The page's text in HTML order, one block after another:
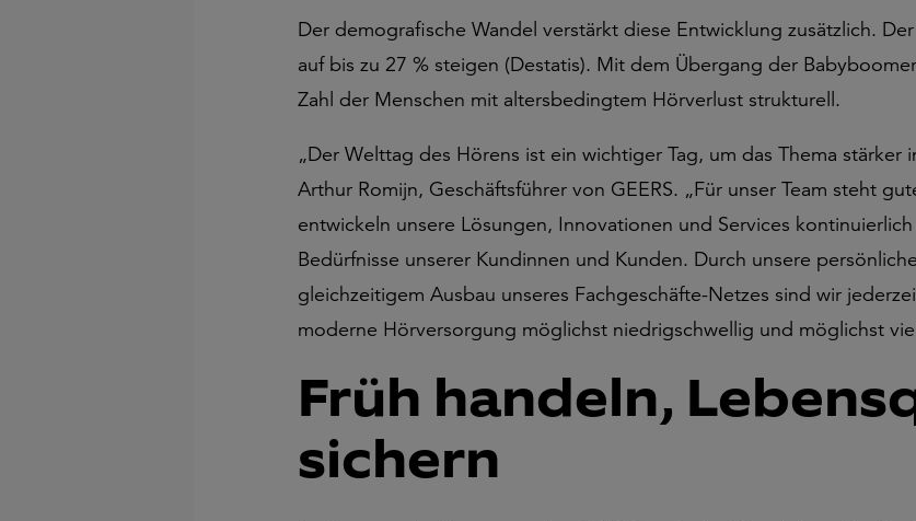
Der demografische Wandel verstärkt diese Entwicklung zusätzlich.
auf bis zu 27 % steigen (Destatis). Mit dem Übergang der
Zahl der Menschen mit altersbedingtem Hörverlust strukturell.
„Der Welttag des Hörens ist ein wichtiger Tag, um das Thema stärker
Arthur Romijn, Geschäftsführer von GEERS. „Für unser Team steht
entwickeln unsere Lösungen, Innovationen und Services
Bedürfnisse unserer Kundinnen und Kunden. Durch unsere
gleichzeitigem Ausbau unseres Fachgeschäfte-Netzes sind wir
moderne Hörversorgung möglichst niedrigschwellig und möglichst
Früh handeln,
sichern